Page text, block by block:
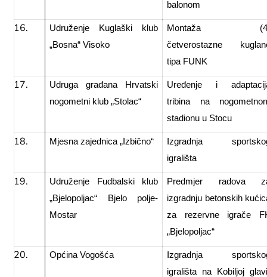
balonom
Udruženje Kuglaški klub
„Bosna“ Visoko
Montaža
četverostazne
tipa FUNK
Udruga građana Hrvatski
nogometni klub „Stolac“
Uređenje i
tribina na
stadionu u Stocu
Mjesna zajednica „Izbično“
Izgradnja
igrališta
Udruženje Fudbalski klub
„Bjelopoljac“ Bjelo polje-
Mostar
Predmjer radova
izgradnju betonskih
za rezervne igrače
„Bjelopoljac“
Općina Vogošća
Izgradnja
igrališta na Kobiljoj